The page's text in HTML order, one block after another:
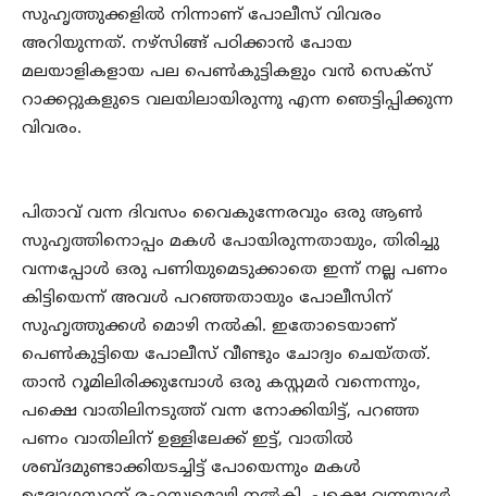
സുഹൃത്തുക്കളില്‍ നിന്നാണ് പോലീസ് വിവരം
അറിയുന്നത്. നഴ്‌സിങ്ങ് പഠിക്കാന്‍ പോയ
മലയാളികളായ പല പെണ്‍കുട്ടികളും വന്‍ സെക്‌സ്
റാക്കറ്റുകളുടെ വലയിലായിരുന്നു എന്ന ഞെട്ടിപ്പിക്കുന്ന
വിവരം.
പിതാവ് വന്ന ദിവസം വൈകുന്നേരവും ഒരു ആണ്‍
സുഹൃത്തിനൊപ്പം മകള്‍ പോയിരുന്നതായും, തിരിച്ചു
വന്നപ്പോള്‍ ഒരു പണിയുമെടുക്കാതെ ഇന്ന് നല്ല പണം
കിട്ടിയെന്ന് അവള്‍ പറഞ്ഞതായും പോലീസിന്
സുഹൃത്തുക്കള്‍ മൊഴി നല്‍കി. ഇതോടെയാണ്
പെണ്‍കുട്ടിയെ പോലീസ് വീണ്ടും ചോദ്യം ചെയ്തത്.
താന്‍ റൂമിലിരിക്കുമ്പോള്‍ ഒരു കസ്റ്റമര്‍ വന്നെന്നും,
പക്ഷെ വാതിലിനടുത്ത് വന്ന നോക്കിയിട്ട്, പറഞ്ഞ
പണം വാതിലിന് ഉള്ളിലേക്ക് ഇട്ട്, വാതില്‍
ശബ്ദമുണ്ടാക്കിയടച്ചിട്ട് പോയെന്നും മകള്‍